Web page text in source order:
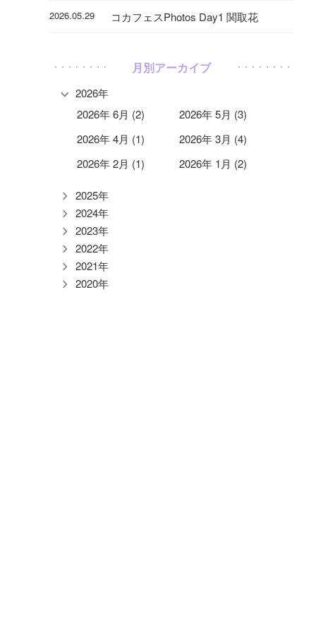
2026.05.29 コカフェスPhotos Day1 関取花
月別アーカイブ
2026年
2026年 6月 (2)
2026年 5月 (3)
2026年 4月 (1)
2026年 3月 (4)
2026年 2月 (1)
2026年 1月 (2)
2025年
2024年
2023年
2022年
2021年
2020年